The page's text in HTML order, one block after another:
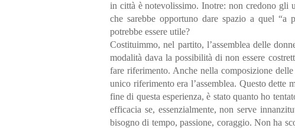
in città è notevolissimo. Inotre: non credono gli
che sarebbe opportuno dare spazio a quel “a
potrebbe essere utile?
Costituimmo, nel partito, l’assemblea delle
modalità dava la possibilità di non essere
fare riferimento. Anche nella composizione
unico riferimento era l’assemblea. Questo
fine di questa esperienza, è stato quanto ho
efficacia se, essenzialmente, non serve
bisogno di tempo, passione, coraggio. Non ha